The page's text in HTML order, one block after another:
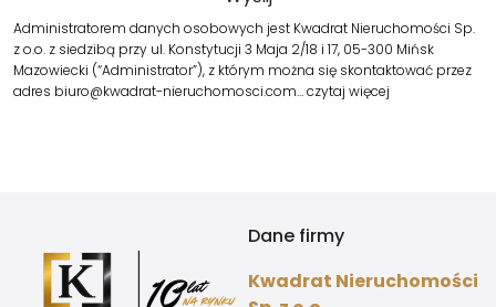
Administratorem danych osobowych jest Kwadrat Nieruchomości Sp.
z o.o. z siedzibą przy ul. Konstytucji 3 Maja 2/18 i 17, 05-300 Mińsk
Mazowiecki (“Administrator”), z którym można się skontaktować przez
adres biuro@kwadrat-nieruchomosci.com…czytaj więcej
Dane firmy
Kwadrat Nieruchomości